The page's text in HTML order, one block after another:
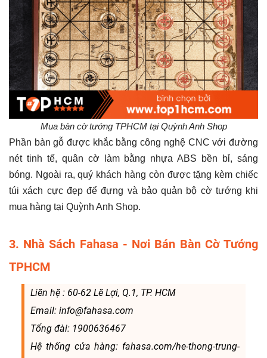
Mua bàn cờ tướng TPHCM tại Quỳnh Anh Shop
Phần bàn gỗ được khắc bằng công nghệ CNC với đường
nét tinh tế, quân cờ làm bằng nhựa ABS bền bỉ, sáng
bóng. Ngoài ra, quý khách hàng còn được tặng kèm chiếc
túi xách cực đẹp để đựng và bảo quản bộ cờ tướng khi
mua hàng tại Quỳnh Anh Shop.
3. Nhà Sách Fahasa - Nơi Bán Bàn Cờ Tướng
TPHCM
Liên hệ : 60-62 Lê Lợi, Q.1, TP. HCM
Email: info@fahasa.com
Tổng đài: 1900636467
Hệ thống cửa hàng: fahasa.com/he-thong-trung-